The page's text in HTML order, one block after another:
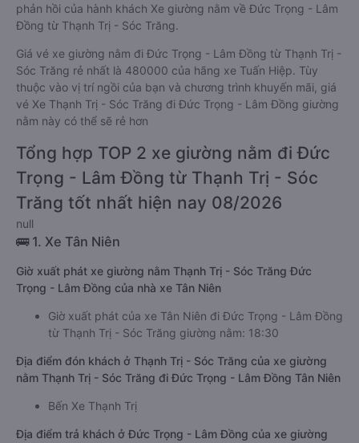
phản hồi của hành khách Xe giường nằm về Đức Trọng - Lâm
Đồng từ Thạnh Trị - Sóc Trăng.
Giá vé xe giường nằm đi Đức Trọng - Lâm Đồng từ Thạnh Trị -
Sóc Trăng rẻ nhất là 480000 của hãng xe Tuấn Hiệp. Tùy
thuộc vào vị trí ngồi của bạn và chương trình khuyến mãi, giá
vé Xe Thạnh Trị - Sóc Trăng đi Đức Trọng - Lâm Đồng giường
nằm này có thể sẽ rẻ hơn
Tổng hợp TOP 2 xe giường nằm đi Đức
Trọng - Lâm Đồng từ Thạnh Trị - Sóc
Trăng tốt nhất hiện nay 08/2026
null
🚌 1. Xe Tân Niên
Giờ xuất phát xe giường nằm Thạnh Trị - Sóc Trăng Đức
Trọng - Lâm Đồng của nhà xe Tân Niên
Giờ xuất phát của xe Tân Niên đi Đức Trọng - Lâm Đồng
từ Thạnh Trị - Sóc Trăng giường nằm: 18:30
Địa điểm đón khách ở Thạnh Trị - Sóc Trăng của xe giường
nằm Thạnh Trị - Sóc Trăng đi Đức Trọng - Lâm Đồng Tân Niên
Bến Xe Thạnh Trị
Địa điểm trả khách ở Đức Trọng - Lâm Đồng của xe giường